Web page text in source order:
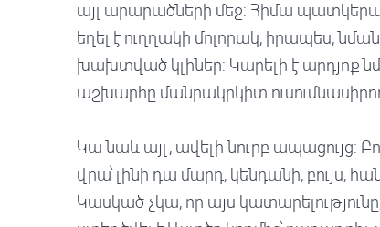
այլ արարածների մեջ: Հիմա
եղել է ուղղակի մոլորակ, իրապես,
խախտված կլիներ: Կարելի է արդյոք
աշխարհը մանրակրկիտ
Կա նաև այլ, ավելի նուրբ ապացույց:
վրա՝ լինի դա մարդ, կենդանի, բույս,
Կասկած չկա, որ այս